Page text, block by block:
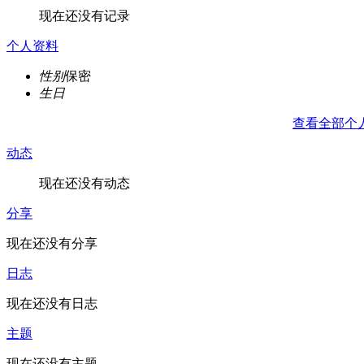
现在还没有记录
个人资料
性别保密
生日
查看全部个
动态
现在还没有动态
分享
现在还没有分享
日志
现在还没有日志
主题